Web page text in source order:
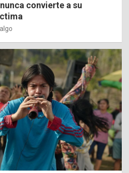
convierte a su